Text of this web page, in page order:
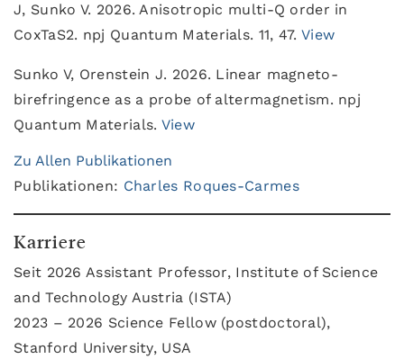
J, Sunko V. 2026. Anisotropic multi-Q order in
CoxTaS2. npj Quantum Materials. 11, 47. View
Sunko V, Orenstein J. 2026. Linear magneto-
birefringence as a probe of altermagnetism. npj
Quantum Materials. View
Zu Allen Publikationen
Publikationen: Charles Roques-Carmes
Karriere
Seit 2026 Assistant Professor, Institute of Science
and Technology Austria (ISTA)
2023 – 2026 Science Fellow (postdoctoral),
Stanford University, USA